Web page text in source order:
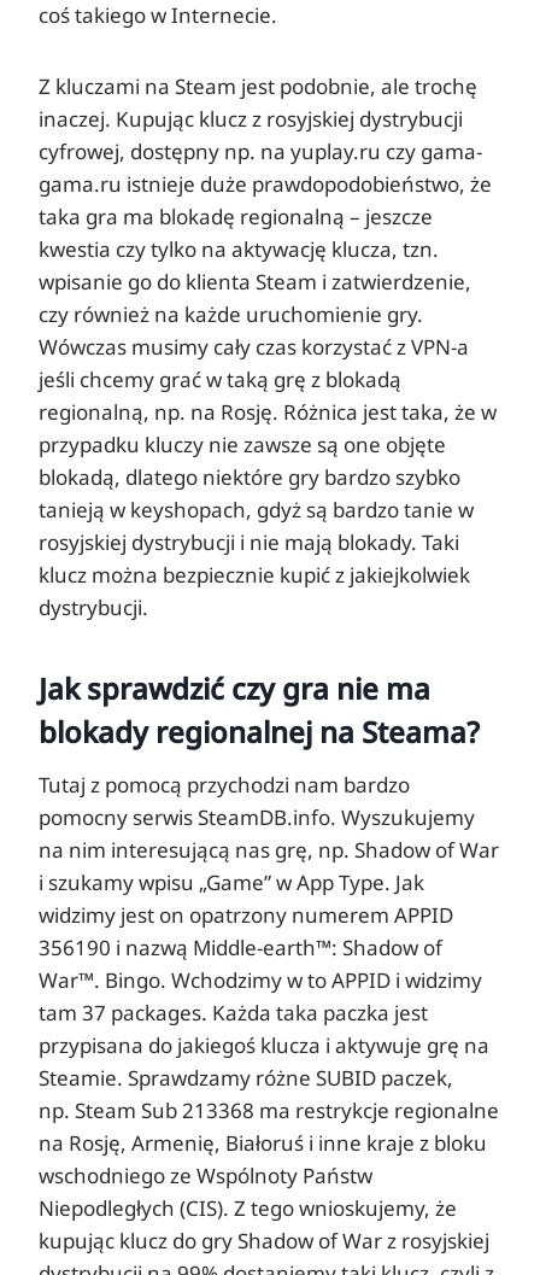
coś takiego w Internecie.
Z kluczami na Steam jest podobnie, ale trochę
inaczej. Kupując klucz z rosyjskiej dystrybucji
cyfrowej, dostępny np. na yuplay.ru czy gama-
gama.ru istnieje duże prawdopodobieństwo, że
taka gra ma blokadę regionalną – jeszcze
kwestia czy tylko na aktywację klucza, tzn.
wpisanie go do klienta Steam i zatwierdzenie,
czy również na każde uruchomienie gry.
Wówczas musimy cały czas korzystać z VPN-a
jeśli chcemy grać w taką grę z blokadą
regionalną, np. na Rosję. Różnica jest taka, że w
przypadku kluczy nie zawsze są one objęte
blokadą, dlatego niektóre gry bardzo szybko
tanieją w keyshopach, gdyż są bardzo tanie w
rosyjskiej dystrybucji i nie mają blokady. Taki
klucz można bezpiecznie kupić z jakiejkolwiek
dystrybucji.
Jak sprawdzić czy gra nie ma
blokady regionalnej na Steama?
Tutaj z pomocą przychodzi nam bardzo
pomocny serwis SteamDB.info. Wyszukujemy
na nim interesującą nas grę, np. Shadow of War
i szukamy wpisu „Game” w App Type. Jak
widzimy jest on opatrzony numerem APPID
356190 i nazwą Middle-earth™: Shadow of
War™. Bingo. Wchodzimy w to APPID i widzimy
tam 37 packages. Każda taka paczka jest
przypisana do jakiegoś klucza i aktywuje grę na
Steamie. Sprawdzamy różne SUBID paczek,
np. Steam Sub 213368 ma restrykcje regionalne
na Rosję, Armenię, Białoruś i inne kraje z bloku
wschodniego ze Wspólnoty Państw
Niepodległych (CIS). Z tego wnioskujemy, że
kupując klucz do gry Shadow of War z rosyjskiej